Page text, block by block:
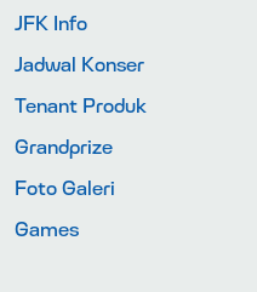
JFK Info
Jadwal Konser
Tenant Produk
Grandprize
Foto Galeri
Games